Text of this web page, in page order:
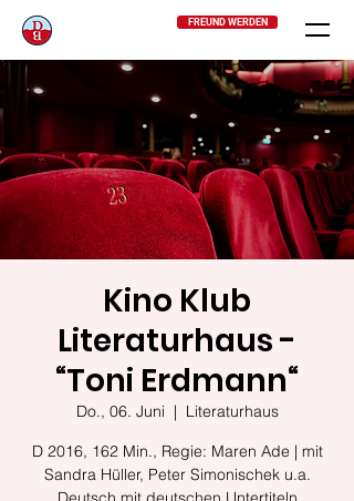
FREUND WERDEN
Kino Klub
Literaturhaus -
“Toni Erdmann“
Do., 06. Juni
  |
Literaturhaus
D 2016, 162 Min., Regie: Maren Ade | mit
Sandra Hüller, Peter Simonischek u.a.